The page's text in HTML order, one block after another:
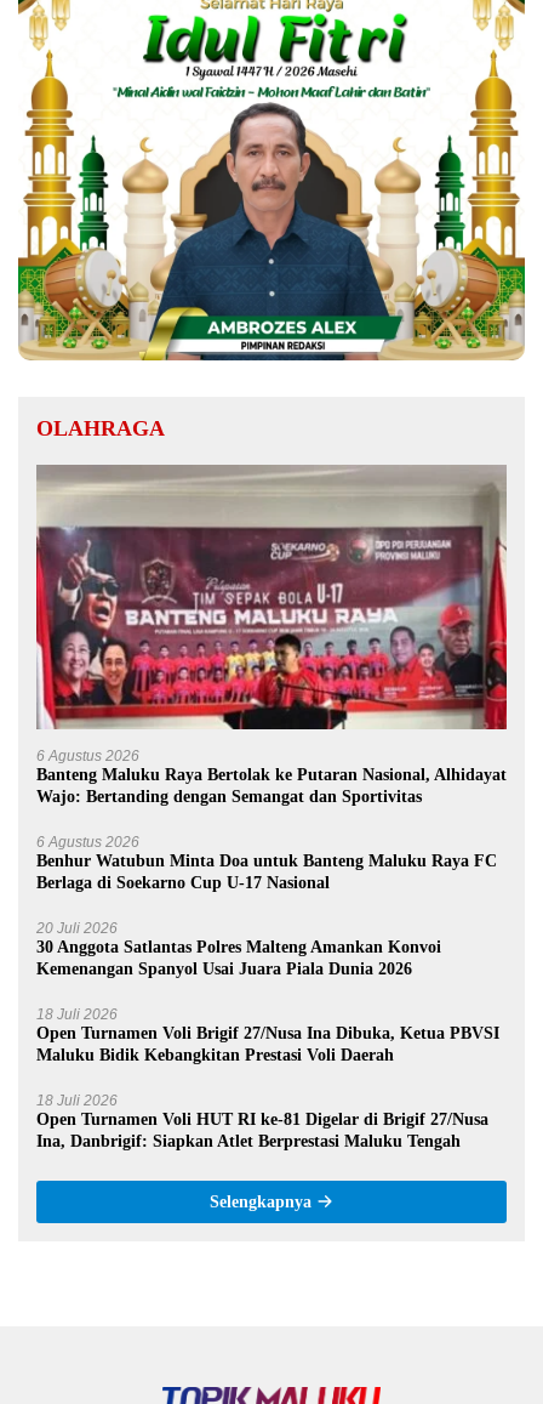
OLAHRAGA
6 Agustus 2026
Banteng Maluku Raya Bertolak ke Putaran Nasional, Alhidayat
Wajo: Bertanding dengan Semangat dan Sportivitas
6 Agustus 2026
Benhur Watubun Minta Doa untuk Banteng Maluku Raya FC
Berlaga di Soekarno Cup U-17 Nasional
20 Juli 2026
30 Anggota Satlantas Polres Malteng Amankan Konvoi
Kemenangan Spanyol Usai Juara Piala Dunia 2026
18 Juli 2026
Open Turnamen Voli Brigif 27/Nusa Ina Dibuka, Ketua PBVSI
Maluku Bidik Kebangkitan Prestasi Voli Daerah
18 Juli 2026
Open Turnamen Voli HUT RI ke-81 Digelar di Brigif 27/Nusa
Ina, Danbrigif: Siapkan Atlet Berprestasi Maluku Tengah
Selengkapnya